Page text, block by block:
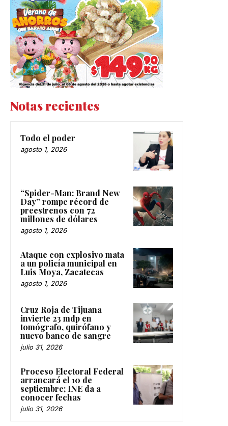
Notas recientes
Todo el poder
agosto 1, 2026
“Spider-Man: Brand New
Day” rompe récord de
preestrenos con 72
millones de dólares
agosto 1, 2026
Ataque con explosivo mata
a un policía municipal en
Luis Moya, Zacatecas
agosto 1, 2026
Cruz Roja de Tijuana
invierte 23 mdp en
tomógrafo, quirófano y
nuevo banco de sangre
julio 31, 2026
Proceso Electoral Federal
arrancará el 10 de
septiembre; INE da a
conocer fechas
julio 31, 2026